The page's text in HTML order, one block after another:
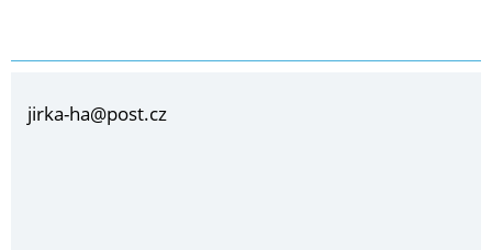
jirka-ha@post.cz